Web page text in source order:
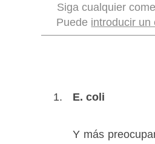
Siga cualquier
Puede introducir un
E. coli
Y más